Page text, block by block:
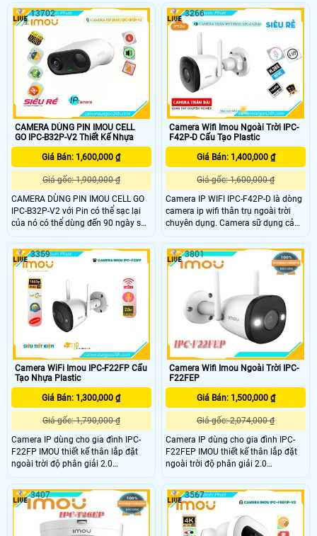
1/2. 8”, 25/30fps@4
8”,
25/30fps@4.0M(1920X1080),Chuẩn
nén H
CAMERA DÙNG PIN IMOU CELL
GO IPC-B32P-V2 Thiết Kế Nhựa
Giá Bán: 1,600,000 ₫
Giá gốc: 1,900,000 ₫
CAMERA DÙNG PIN IMOU CELL GO
IPC-B32P-V2 với Pin có thể sạc lại
của nó có thể dùng đến 90 ngày sau
một lần sạc. Công nghệ phát hiện
người cho phép máy ảnh phát hiện
hình dạng cơ thể một cách thông
minh. Cung cấp khả năng giám sát
trực tiếp 2K để xem rõ những gì
đang xảy ra trong và xung quanh
nhà bạn
13702
Camera Wifi Imou Ngoài Trời IPC-
F42P-D Cấu Tạo Plastic
Giá Bán: 1,400,000 ₫
Giá gốc: 1,600,000 ₫
Camera IP WIFI IPC-F42P-D là dòng
camera ip wifi thân trụ ngoài trời
chuyên dụng. Camera sữ dụng cảm
biến hinh ảnh Độ phân giải 4.0MP
cảm biến 1/2. 7” Sony NIR,
25/30fps@4
3266
Camera WiFi Imou IPC-F22FP Cấu
Tạo Nhựa Plastic
Giá Bán: 1,300,000 ₫
Giá gốc: 1,790,000 ₫
Camera IP dùng cho gia đình IPC-
F22FP IMOU thiết kế thân lắp đặt
ngoài trời độ phân giải 2.0
megapixel, Tầm quan sát xa 30m
với công nghệ hồng ngoại thông
minh cùng các tính năng thông
minh khác làm tăng khả năng quan
3359
Camera Wifi Imou Ngoài Trời IPC-
F22FEP
Giá Bán: 1,500,000 ₫
Giá gốc: 2,074,000 ₫
Camera IP dùng cho gia đình IPC-
F22FEP IMOU thiết kế thân lắp đặt
ngoài trời độ phân giải 2.0
megapixel. Tầm quan sát xa 30m
với công nghệ hồng ngoại thông
minh cùng các tính năng thông
minh khác, làm tăng khả năng quan
3801
3407 3567